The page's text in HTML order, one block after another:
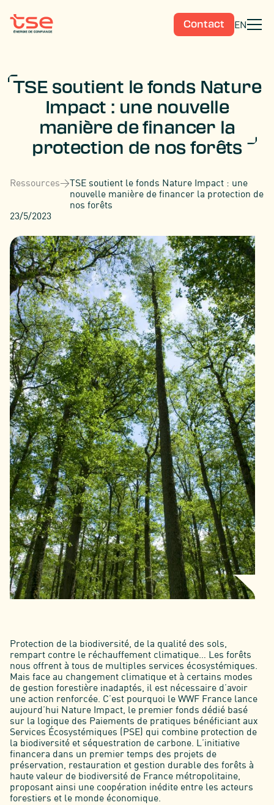
Contact EN
TSE soutient le fonds Nature
Impact : une nouvelle
manière de financer la
protection de nos forêts
Ressources>TSE soutient le fonds Nature Impact : une
nouvelle manière de financer la protection de
nos forêts
23/5/2023
Protection de la biodiversité, de la qualité des sols,
rempart contre le réchauffement climatique… Les forêts
nous offrent à tous de multiples services écosystémiques.
Mais face au changement climatique et à certains modes
de gestion forestière inadaptés, il est nécessaire d’avoir
une action renforcée. C’est pourquoi le WWF France lance
aujourd’hui Nature Impact, le premier fonds dédié basé
sur la logique des Paiements de pratiques bénéficiant aux
Services Écosystémiques (PSE) qui combine protection de
la biodiversité et séquestration de carbone. L’initiative
financera dans un premier temps des projets de
préservation, restauration et gestion durable des forêts à
haute valeur de biodiversité de France métropolitaine,
proposant ainsi une coopération inédite entre les acteurs
forestiers et le monde économique.